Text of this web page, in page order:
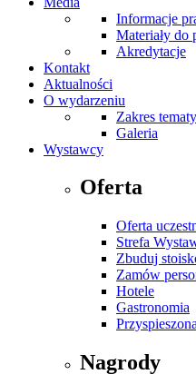
Informacje
Materiały do
Akredytacje
Kontakt
Aktualności
O wydarzeniu
Zakres
Galeria
Wystawcy
Oferta
Oferta
Strefa
Zbuduj
Zamów
Hotele
Gastronomia
Nagrody